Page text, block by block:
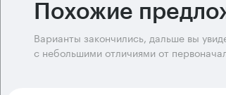
Похожие
Варианты закончились, дальше вы
с небольшими отличиями от